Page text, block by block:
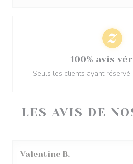
LES AVIS DE
Valentine B
100% avis
Seuls les clients ayant